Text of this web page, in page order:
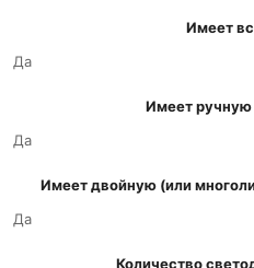
Имеет
Да
Имеет
Да
Имеет двойную (или
Да
Количество